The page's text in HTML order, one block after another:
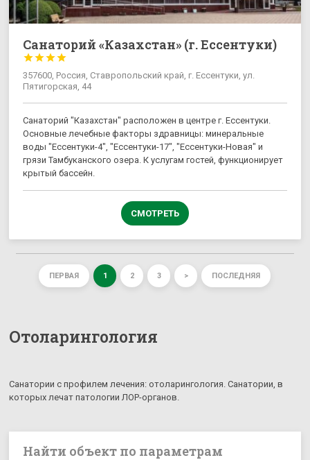
Санаторий «Казахстан» (г. Ессентуки)




357600, Россия, Ставропольский край, г. Ессентуки, ул.
Пятигорская, 44
Санаторий "Казахстан" расположен в центре г. Ессентуки.
Основные лечебные факторы здравницы: минеральные
воды "Ессентуки-4", "Ессентуки-17", "Ессентуки-Новая" и
грязи Тамбуканского озера. К услугам гостей, функционирует
крытый бассейн.
СМОТРЕТЬ
ПЕРВАЯ 1 2 3 > ПОСЛЕДНЯЯ
Отоларингология
Санатории с профилем лечения: отоларингология. Санатории, в
которых лечат патологии ЛОР-органов.
Найти объект по параметрам